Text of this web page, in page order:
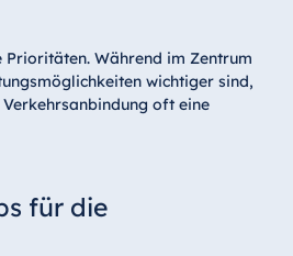
Prioritäten. Während im Zentrum
wichtiger sind,
oft eine
für die